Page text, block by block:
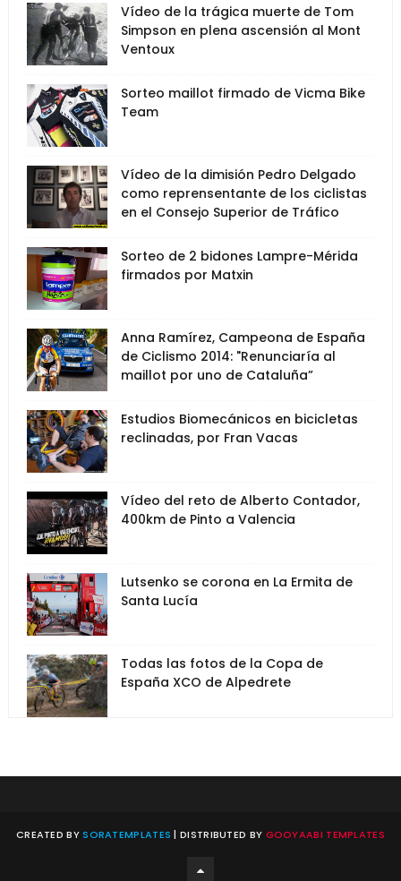
Vídeo de la trágica muerte de Tom
Simpson en plena ascensión al Mont
Ventoux
Sorteo maillot firmado de Vicma Bike
Team
Vídeo de la dimisión Pedro Delgado
como reprensentante de los ciclistas
en el Consejo Superior de Tráfico
Sorteo de 2 bidones Lampre-Mérida
firmados por Matxin
Anna Ramírez, Campeona de España
de Ciclismo 2014: "Renunciaría al
maillot por uno de Cataluña”
Estudios Biomecánicos en bicicletas
reclinadas, por Fran Vacas
Vídeo del reto de Alberto Contador,
400km de Pinto a Valencia
Lutsenko se corona en La Ermita de
Santa Lucía
Todas las fotos de la Copa de
España XCO de Alpedrete
CREATED BYSORATEMPLATES | DISTRIBUTED BY GOOYAABI TEMPLATES